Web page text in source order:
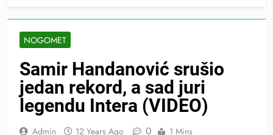
NOGOMET
Samir Handanović srušio
jedan rekord, a sad juri
legendu Intera (VIDEO)
Admin 12 Years Ago 0 1 Mins